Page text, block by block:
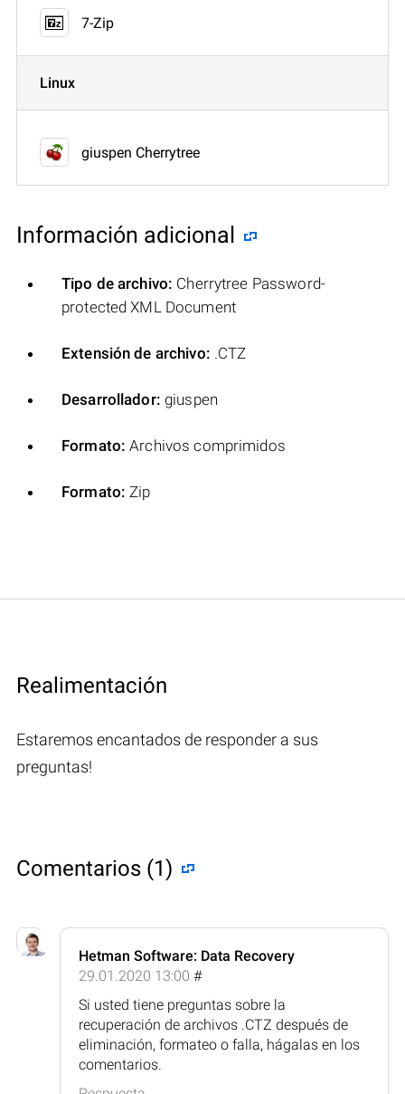
7-Zip
Linux
giuspen Cherrytree
Información adicional
Tipo de archivo: Cherrytree Password-
protected XML Document
Extensión de archivo: .CTZ
Desarrollador: giuspen
Formato: Archivos comprimidos
Formato: Zip
Realimentación
Estaremos encantados de responder a sus
preguntas!
Comentarios (1)
Hetman Software: Data Recovery
29.01.2020 13:00 #
Si usted tiene preguntas sobre la
recuperación de archivos .CTZ después de
eliminación, formateo o falla, hágalas en los
comentarios.